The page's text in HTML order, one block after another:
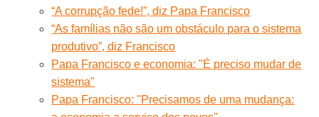
“A corrupção fede!”, diz Papa Francisco
“As famílias não são um obstáculo para o sistema
produtivo”, diz Francisco
Papa Francisco e economia: "É preciso mudar de
sistema"
Papa Francisco: ''Precisamos de uma mudança: